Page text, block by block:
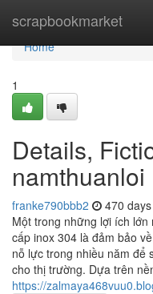
scrapbookmarket
Home
Home
1
Details,
namthuanloi
franke790bbb2 470
Một trong những lợi ích
cấp inox 304 là đảm bảo
nỗ lực trong nhiều năm để
cho thị trường. Dựa trên
https://